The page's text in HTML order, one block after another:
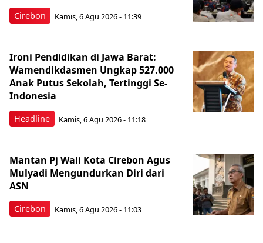
Cirebon Kamis, 6 Agu 2026 - 11:39
Headline
Ironi Pendidikan di Jawa Barat:
Wamendikdasmen Ungkap 527.000
Anak Putus Sekolah, Tertinggi Se-
Indonesia
Kamis, 6 Agu 2026 - 11:18
Cirebon
Mantan Pj Wali Kota Cirebon Agus
Mulyadi Mengundurkan Diri dari
ASN
Kamis, 6 Agu 2026 - 11:03